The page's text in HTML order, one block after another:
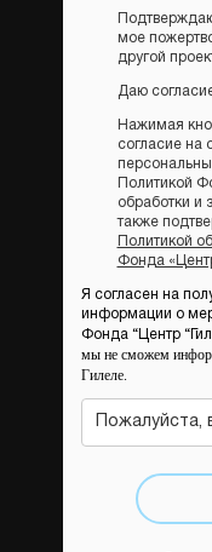
мое
другой
Даю
Нажимая
согласие на
Политикой
обработки и
также
Политикой
Фонда
Я согласен на
информации о
Фонда “Центр
мы не сможем
Гилеле.
Пожалуйста,